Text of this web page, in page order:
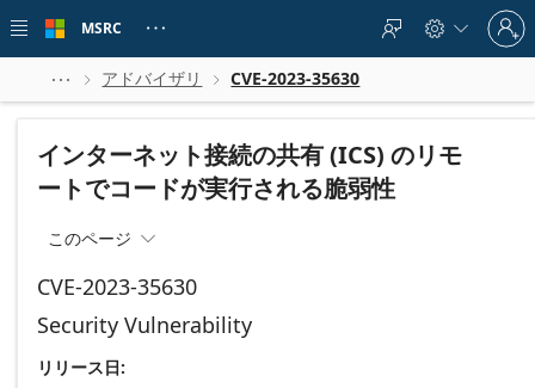
 main
MSRC    
Sign
in
to
account
  アドバイザリ  CVE-2023-35630
インターネット接続の共有 (ICS) のリモ
ートでコードが実行される脆弱性
このページ 
CVE-2023-35630
Security Vulnerability
リリース日: